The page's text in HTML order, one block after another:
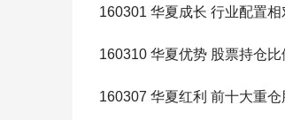
160301 华夏成长 行业配置相
160310 华夏优势 股票持仓
160307 华夏红利 前十大重仓